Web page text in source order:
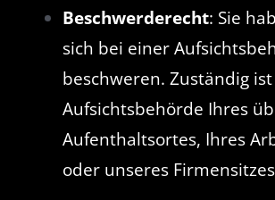
Beschwerderecht: Sie
sich bei einer
beschweren. Zuständig
Aufsichtsbehörde Ihres
Aufenthaltsortes, Ihres
oder unseres